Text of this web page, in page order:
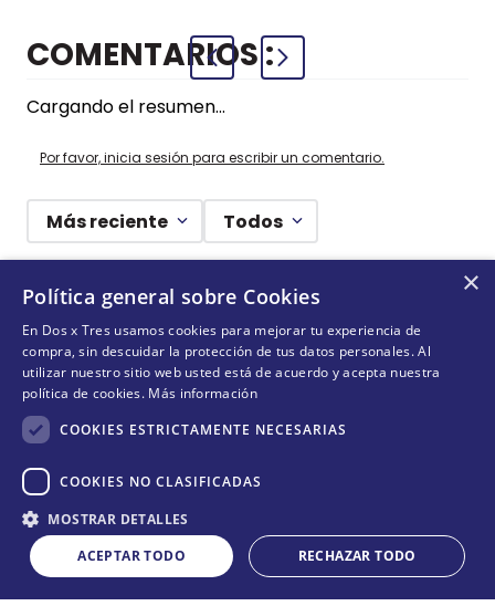
Cantidad
＋
－ COMPRAR
COMENTARIOS
Cargando el resumen…
Por favor, inicia sesión para escribir un comentario.
Más reciente Todos
Cargando comentarios…
¡DEJANDO HUELLAS! 🐾
Suscríbete y conoce nuestras acciones, campañas y
QUIERO SUMARME
Acepta términos y condiciones
×
Política general sobre Cookies
En Dos x Tres usamos cookies para mejorar tu experiencia de
compra, sin descuidar la protección de tus datos personales. Al
utilizar nuestro sitio web usted está de acuerdo y acepta nuestra
política de cookies. Más información
COOKIES ESTRICTAMENTE NECESARIAS
COOKIES NO CLASIFICADAS
MOSTRAR DETALLES
ACEPTAR TODO
RECHAZAR TODO